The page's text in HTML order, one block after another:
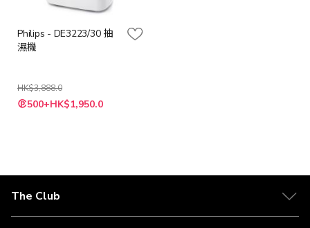
Philips - DE3223/30 抽
濕機
HK$3,888.0
特
殊 500+HK$1,950.0
The Club
關於 The Club